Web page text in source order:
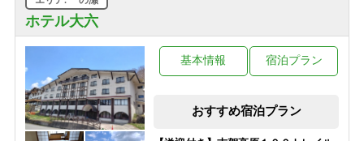
1泊2食付き
10,000円/人/泊 ～
たのしむ旅へ ＜最終チェックイン21時
ホテル大六
基本情報 宿泊プラン
おすすめ宿泊プラン